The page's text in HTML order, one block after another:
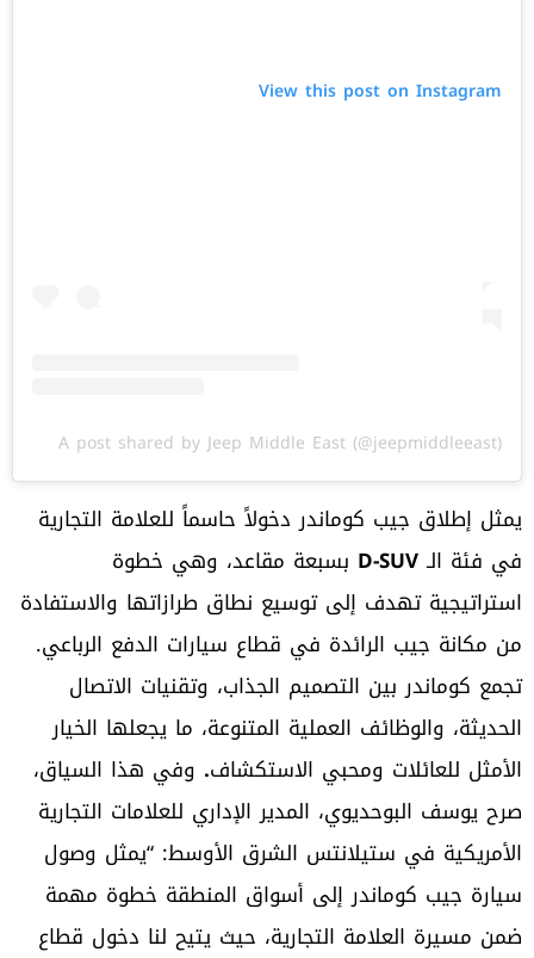
View this post on Instagram
A post shared by Jeep Middle East (@jeepmiddleeast)
يمثل إطلاق جيب كوماندر دخولاً حاسماً للعلامة التجارية
في فئة الـD-SUV
بسبعة مقاعد، وهي خطوة
استراتيجية تهدف إلى توسيع نطاق طرازاتها والاستفادة
من مكانة جيب الرائدة في قطاع سيارات الدفع الرباعي.
تجمع كوماندر بين التصميم الجذاب، وتقنيات الاتصال
الحديثة، والوظائف العملية المتنوعة، ما يجعلها الخيار
الأمثل للعائلات ومحبي الاستكشاف. وفي هذا السياق،
صرح يوسف البوحديوي، المدير الإداري للعلامات التجارية
الأمريكية في ستيلانتس الشرق الأوسط: “يمثل وصول
سيارة جيب كوماندر إلى أسواق المنطقة خطوة مهمة
ضمن مسيرة العلامة التجارية، حيث يتيح لنا دخول قطاع